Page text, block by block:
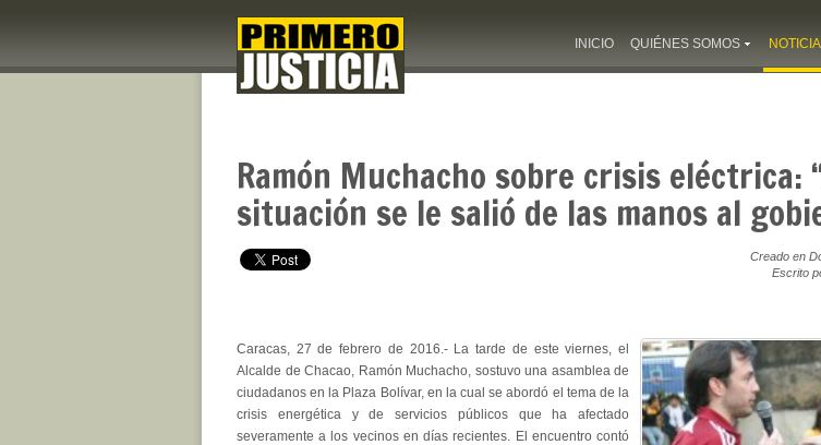
INICIO QUIÉNES SOMOS
Ramón Muchacho sobre crisis eléctrica:
situación se le salió de las manos al
Creado en
Escrito
Caracas, 27 de febrero de 2016.- La tarde de este viernes, el
Alcalde de Chacao, Ramón Muchacho, sostuvo una asamblea de
ciudadanos en la Plaza Bolívar, en la cual se abordó el tema de la
crisis energética y de servicios públicos que ha afectado
severamente a los vecinos en días recientes. El encuentro contó